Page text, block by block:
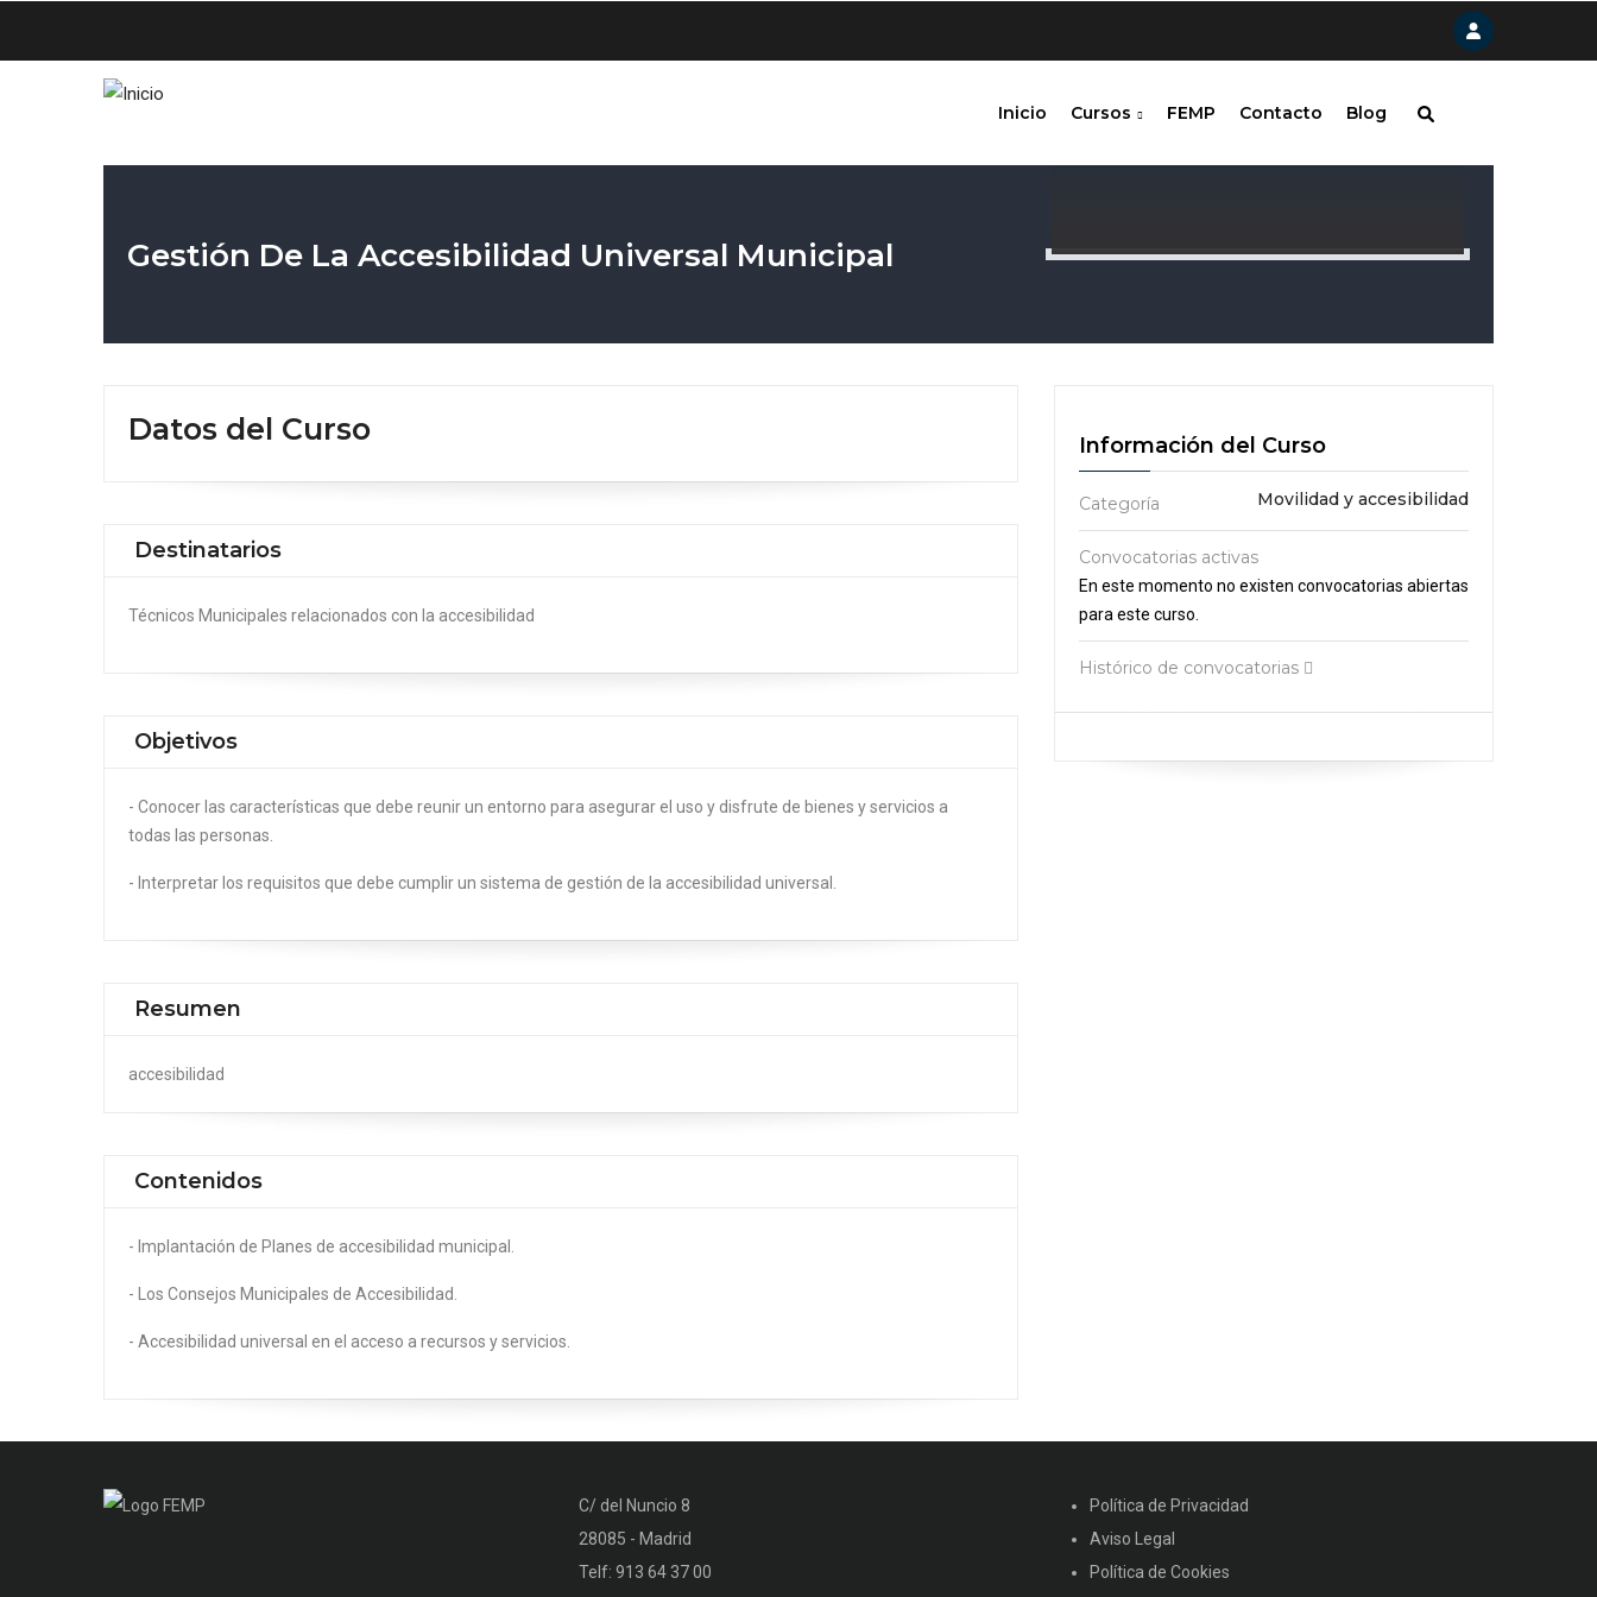
Inicio Cursos FEMP Contacto Blog
Gestión De La Accesibilidad Universal Municipal
Información del Curso
Categoría Movilidad y accesibilidad
Convocatorias activas
En este momento no existen convocatorias abiertas
para este curso.
Histórico de convocatorias
Datos del Curso
Destinatarios
Técnicos Municipales relacionados con la accesibilidad
Objetivos
- Conocer las características que debe reunir un entorno para asegurar el uso y disfrute de bienes y servicios a
todas las personas.
- Interpretar los requisitos que debe cumplir un sistema de gestión de la accesibilidad universal.
Resumen
accesibilidad
Contenidos
- Implantación de Planes de accesibilidad municipal.
- Los Consejos Municipales de Accesibilidad.
- Accesibilidad universal en el acceso a recursos y servicios.
C/ del Nuncio 8
28085 - Madrid
Telf: 913 64 37 00
Política de Privacidad
Aviso Legal
Política de Cookies